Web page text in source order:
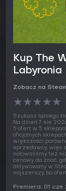
Kup The
Labyronia
Zobacz na
★★★★★
Szukasz taniego
Na dzień 7 sie
5 ofert w 5
oficjalnych
większości
sprzedawcy, więc
notowaliśmy też
cenowy da znać,
aktywowany w
najszerszy, bo
Premiera: 01 cze